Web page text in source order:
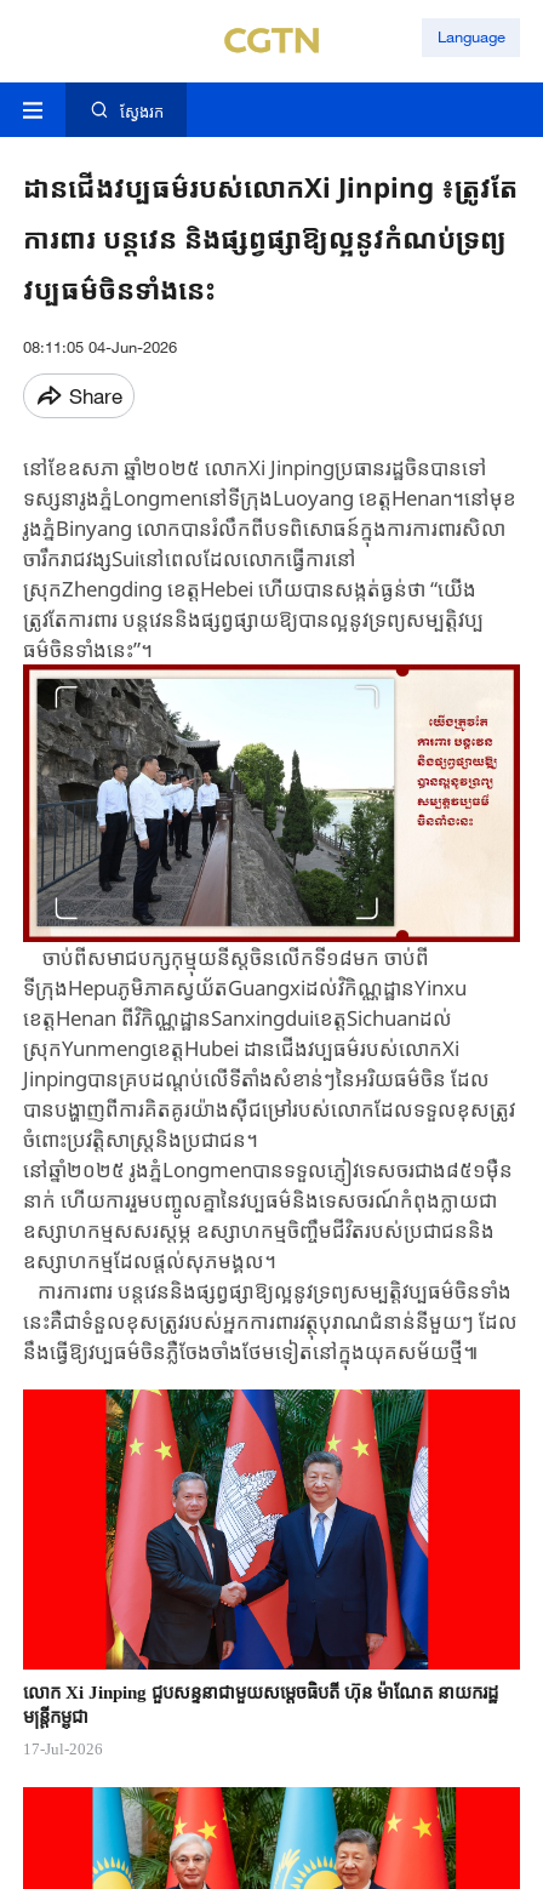
Language
ស្វែងរក
ដានជើងវប្បធម៌របស់លោកXi Jinping ៖ត្រូវតែ
ការពារ បន្តវេន និងផ្សព្វផ្សាឱ្យល្អនូវកំណប់ទ្រព្យ
វប្បធម៌ចិនទាំងនេះ
08:11:05 04-Jun-2026
Share
នៅខែឧសភា ឆ្នាំ២០២៥ លោកXi Jinping​​ប្រធានរដ្ឋចិន​បាន​ទៅ
ទស្សនា​រូងភ្នំ​Longmen​នៅ​ទីក្រុងLuoyang ខេត្តHenan។​នៅ​​មុខ​
រូងភ្នំ​Binyang លោក​បាន​រំលឹក​ពី​បទពិសោធន៍​ក្នុង​ការការពារ​សិលា
ចារឹករាជវង្សSui​នៅពេលដែលលោកធ្វើការនៅ
ស្រុកZhengding ខេត្តHebei​ ហើយ​បានសង្កត់ធ្ងន់ថា “យើង
ត្រូវតែការពារ បន្តវេន​និងផ្សព្វផ្សាយ​ឱ្យ​បាន​ល្អ​នូវ​ទ្រព្យសម្បត្តិវប្ប
ធម៌ចិនទាំងនេះ”។
ចាប់ពី​សមាជ​បក្ស​កុម្មុយនីស្ត​ចិន​លើកទី១៨មក​ ​ចាប់ពី​
ទីក្រុងHepu​ភូមិភាគ​ស្វយ័ត​Guangxi​​ដល់​វិកិណ្ណដ្ឋានYinxu​
ខេត្តHenan ពីវិកិណ្ណដ្ឋានSanxingdui​ខេត្តSichuanដល់​
ស្រុកYunmeng​ខេត្ត​Hubei ដានជើង​វប្បធម៌​របស់លោក​Xi ​
Jinpingបានគ្របដណ្តប់លើទីតាំងសំខាន់ៗនៃ​អរិយធម៌ចិន ដែល
បាន​បង្ហាញពី​ការគិតគូរយ៉ាងស៊ីជម្រៅរបស់លោកដែល​ទទួល​​ខុសត្រូវ
ចំពោះប្រវត្តិសាស្ត្រនិងប្រជាជន។
នៅឆ្នាំ២០២៥ រូងភ្នំLongmenបានទទួលភ្ញៀវទេសចរជាង៨៥១ម៉ឺន
នាក់ ហើយ​ការរួមបញ្ចូលគ្នានៃវប្បធម៌​និងទេសចរណ៍​កំពុង​ក្លាយជា​
ឧស្សាហកម្មសសរស្តម្ភ​ ឧស្សាហកម្មចិញ្ចឹមជីវិត​របស់​ប្រជាជន​និង
ឧស្សាហកម្ម​ដែល​ផ្តល់​សុភមង្គល។
ការ​ការពារ បន្តវេន​និង​ផ្សព្វផ្សា​ឱ្យ​ល្អ​នូវ​ទ្រព្យ​សម្បត្តិវប្បធម៌ចិនទាំង
នេះ​គឺ​ជា​ទំនួល​ខុសត្រូវ​របស់​អ្នក​ការពារ​វត្ថុបុរាណ​ជំនាន់នីមួយៗ ដែល​
នឹងធ្វើ​ឱ្យវប្បធម៌ចិន​ភ្លឺចែងចាំង​ថែមទៀតនៅក្នុងយុគសម័យថ្មី៕
លោក Xi Jinping ជួបសន្ទនាជាមួយសម្តេចធិបតី ហ៊ុន ម៉ាណែត នាយករដ្ឋ
មន្ត្រីកម្ពុជា
17-Jul-2026